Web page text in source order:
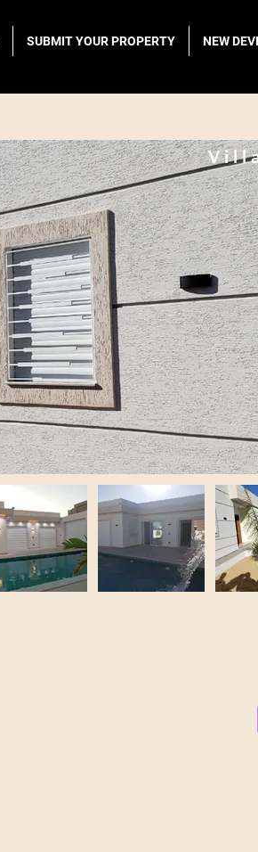
SUBMIT YOUR PROPERTY NEW